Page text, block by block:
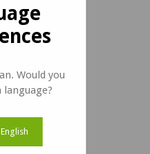
Kamera mit USB
Would you